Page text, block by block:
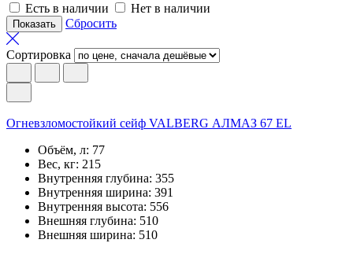
Есть в наличии
Нет в наличии
Сбросить
Сортировка
Огневзломостойкий сейф VALBERG АЛМАЗ 67 EL
Объём, л: 77
Вес, кг: 215
Внутренняя глубина: 355
Внутренняя ширина: 391
Внутренняя высота: 556
Внешняя глубина: 510
Внешняя ширина: 510